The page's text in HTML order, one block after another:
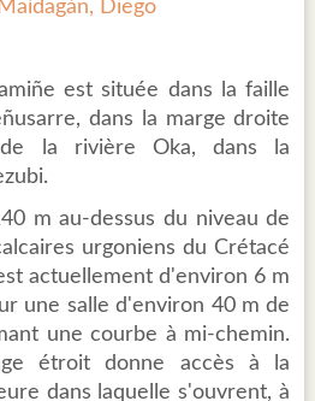
Diego
est située dans la faille
dans la marge droite
la rivière Oka, dans la
m au-dessus du niveau de
urgoniens du Crétacé
actuellement d'environ 6 m
une salle d'environ 40 m de
une courbe à mi-chemin.
étroit donne accès à la
dans laquelle s'ouvrent, à